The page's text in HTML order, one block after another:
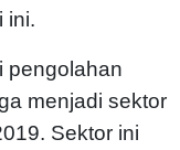
ini.
pengolahan
menjadi sektor
Sektor ini